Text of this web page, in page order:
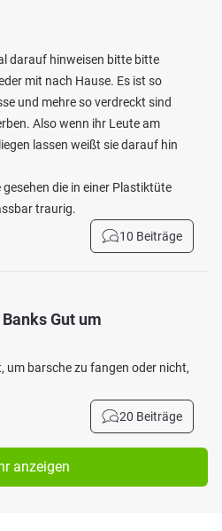
darauf hinweisen bitte bitte
mit nach Hause. Es ist so
und mehre so verdreckt sind
Also wenn ihr Leute am
lassen weißt sie darauf hin
die in einer Plastiktüte
traurig.
10 Beiträge
Gut um
um barsche zu fangen oder nicht,
20 Beiträge
anzeigen